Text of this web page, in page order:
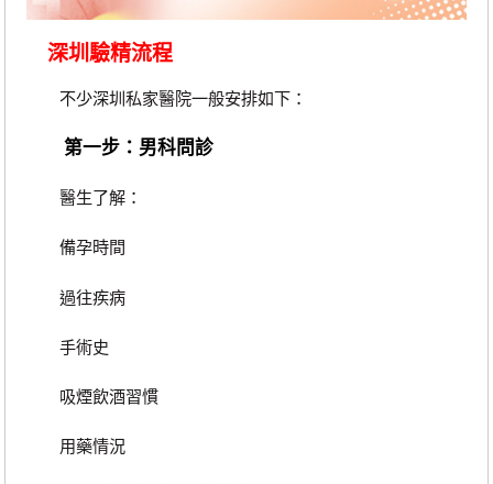
深圳驗精流程
不少深圳私家醫院一般安排如下：
第一步：男科問診
醫生了解：
備孕時間
過往疾病
手術史
吸煙飲酒習慣
用藥情況